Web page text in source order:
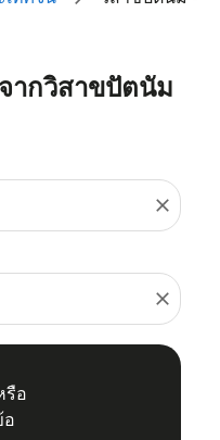
ากวิสาขปัตนัม
close
close
รือ
อ
างและ/หรือปลายทาง) หรื